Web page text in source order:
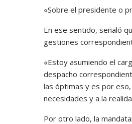
«Sobre el presidente o
En ese sentido, señaló
gestiones
«Estoy asumiendo el
despacho
las óptimas y es por
necesidades y a la
Por otro lado, la